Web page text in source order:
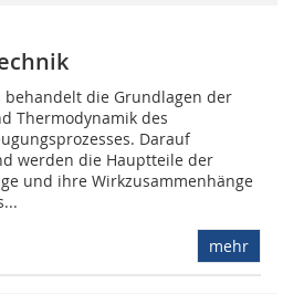
behandelt die Grundlagen der
Thermodynamik des
Darauf
werden die Hauptteile der
und ihre Wirkzusammenhänge
mehr